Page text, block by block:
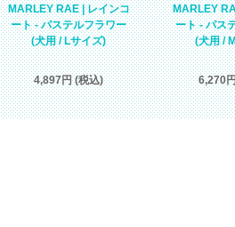
MARLEY RAE | レインコ
ート - パステルフラワー
(犬用 / Lサイズ)
4,897円 (税込)
MARLEY
ート - パス
(犬用 /
6,270